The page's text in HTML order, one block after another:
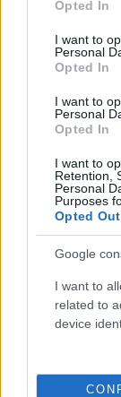
use your data
consent section.
Opted In
I want to
Personal
Opted In
I want to
Personal
Opted In
I want to
Retention,
Personal
Purposes
Opted Out
Google
I want to
related to
device
Guanti
Sicurezza,
Abbigliamento
Prodotti chimici
Adblue
Detergente
Grasso
Paste
Utensileria
Lame per
Utensili elettrici
Cassette